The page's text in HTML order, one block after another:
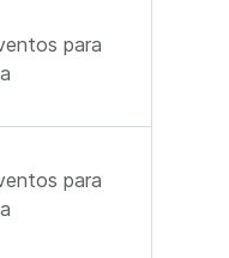
para
para